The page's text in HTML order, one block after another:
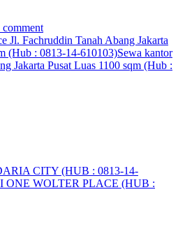
comment
Jl. Fachruddin Tanah Abang Jakarta
(Hub : 0813-14-610103)Sewa kantor
Jakarta Pusat Luas 1100 sqm (Hub :
CITY (HUB : 0813-14-
ONE WOLTER PLACE (HUB :